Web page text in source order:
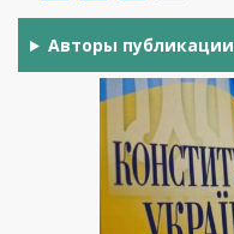
Авторы публикации